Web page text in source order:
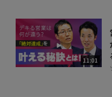
11:01